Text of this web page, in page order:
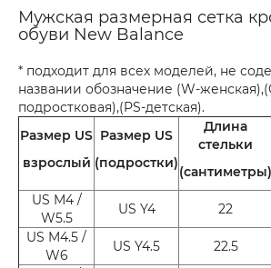
Мужская размерная сетка
обуви New Balance
* подходит для всех моделей, не
названии обозначение (W-
подростковая),(PS-детская).
Размер US
взрослый
Размер US
(подростки)
Длина
стельки
(сантиметры)
US M4 /
W5.5
US Y4 22
US M4.5 /
W6
US Y4.5 22.5